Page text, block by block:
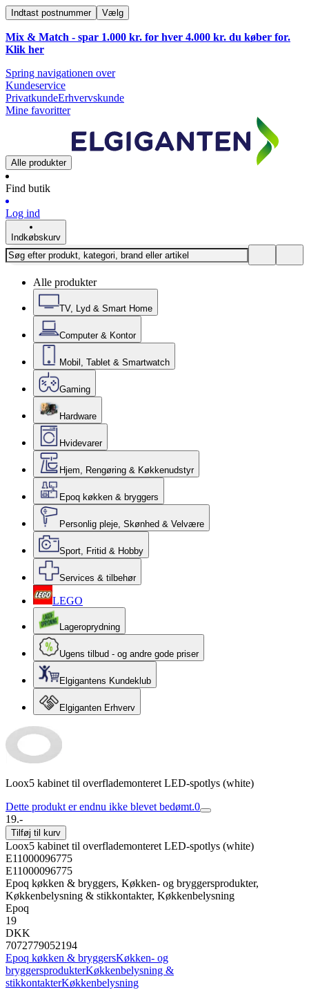
Indtast postnummer Vælg
Mix & Match - spar 1.000 kr. for hver 4.000 kr. du køber for.
Klik her
Spring navigationen over
Kundeservice
PrivatkundeErhvervskunde
Mine favoritter
Alle produkter
Find butik
Log ind
Indkøbskurv
Alle produkter
TV, Lyd & Smart Home
Computer & Kontor
Mobil, Tablet & Smartwatch
Gaming
Hardware
Hvidevarer
Hjem, Rengøring & Køkkenudstyr
Epoq køkken & bryggers
Personlig pleje, Skønhed & Velvære
Sport, Fritid & Hobby
Services & tilbehør
LEGO
Lageroprydning
Ugens tilbud - og andre gode priser
Elgigantens Kundeklub
Elgiganten Erhverv
Loox5 kabinet til overflademonteret LED-spotlys (white)
Dette produkt er endnu ikke blevet bedømt.0
19.-
Tilføj til kurv
Loox5 kabinet til overflademonteret LED-spotlys (white)
E11000096775
E11000096775
Epoq køkken & bryggers, Køkken- og bryggersprodukter,
Køkkenbelysning & stikkontakter, Køkkenbelysning
Epoq
19
DKK
7072779052194
Epoq køkken & bryggersKøkken- og
bryggersprodukterKøkkenbelysning &
stikkontakterKøkkenbelysning